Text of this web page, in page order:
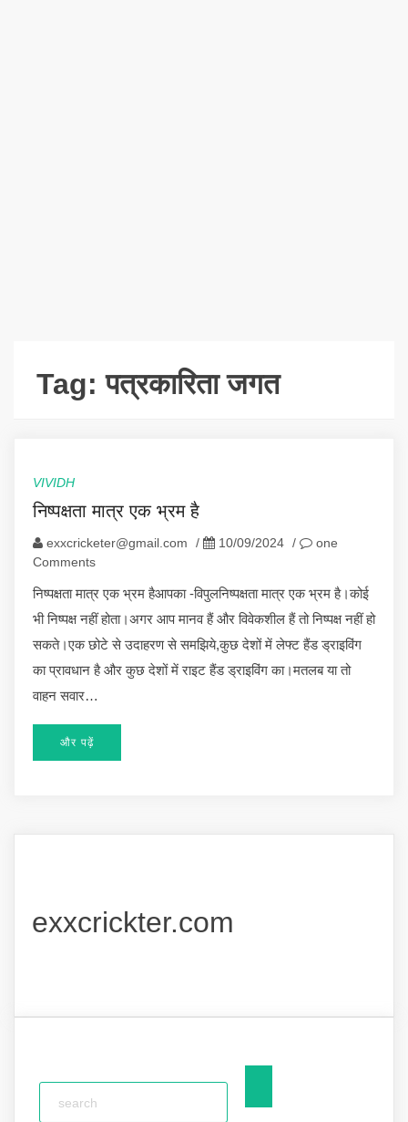
Tag:पत्रकारिता जगत
VIVIDH
निष्पक्षता मात्र एक भ्रम है
exxcricketer@gmail.com / 10/09/2024 /
one
Comments
निष्पक्षता मात्र एक भ्रम हैआपका -विपुलनिष्पक्षता मात्र एक भ्रम है।कोई
भी निष्पक्ष नहीं होता।अगर आप मानव हैं और विवेकशील हैं तो निष्पक्ष नहीं हो
सकते।एक छोटे से उदाहरण से समझिये,कुछ देशों में लेफ्ट हैंड ड्राइविंग
का प्रावधान है और कुछ देशों में राइट हैंड ड्राइविंग का।मतलब या तो
वाहन सवार…
और पढ़ें
exxcrickter.com